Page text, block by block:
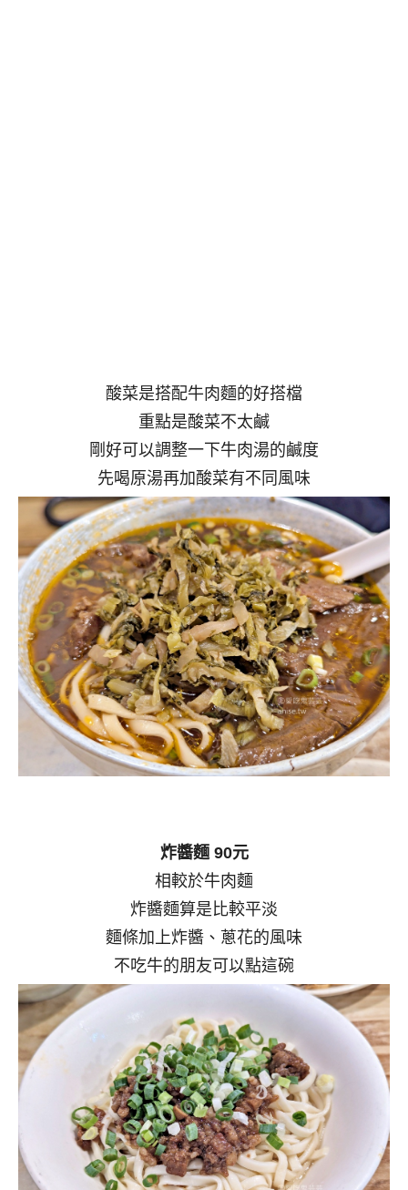
酸菜是搭配牛肉麵的好搭檔
重點是酸菜不太鹹
剛好可以調整一下牛肉湯的鹹度
先喝原湯再加酸菜有不同風味
炸醬麵 90元
相較於牛肉麵
炸醬麵算是比較平淡
麵條加上炸醬、蔥花的風味
不吃牛的朋友可以點這碗